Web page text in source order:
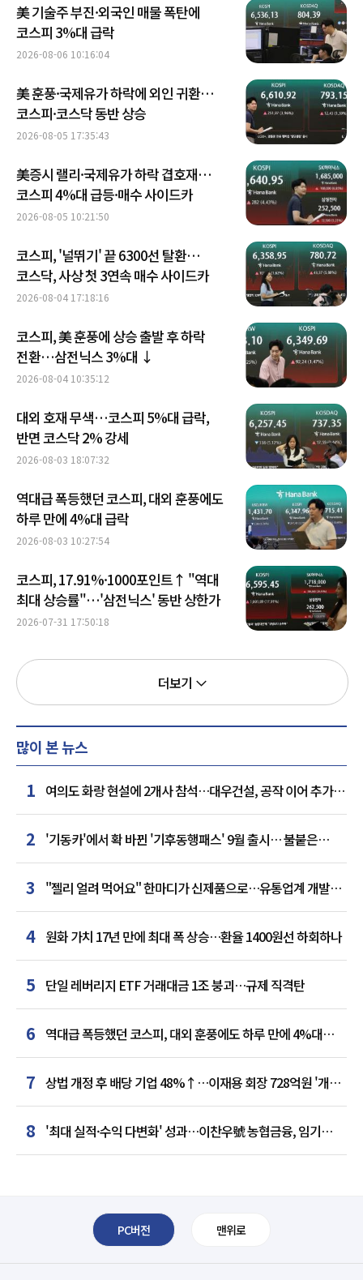
美 기술주 부진·외국인 매물 폭탄에
코스피 3%대 급락
2026-08-06 10:16:04
美 훈풍·국제유가 하락에 외인 귀환…
코스피·코스닥 동반 상승
2026-08-05 17:35:43
美증시 랠리·국제유가 하락 겹호재…
코스피 4%대 급등·매수 사이드카
2026-08-05 10:21:50
코스피, '널뛰기' 끝 6300선 탈환…
코스닥, 사상 첫 3연속 매수 사이드카
2026-08-04 17:18:16
코스피, 美 훈풍에 상승 출발 후 하락
전환…삼전닉스 3%대 ↓
2026-08-04 10:35:12
대외 호재 무색…코스피 5%대 급락,
반면 코스닥 2% 강세
2026-08-03 18:07:32
역대급 폭등했던 코스피, 대외 훈풍에도
하루 만에 4%대 급락
2026-08-03 10:27:54
코스피, 17.91%·1000포인트↑ "역대
최대 상승률"…'삼전닉스' 동반 상한가
2026-07-31 17:50:18
더보기
많이 본 뉴스
1 여의도 화랑 현설에 2개사 참석…대우건설, 공작 이어 추가
거점 확보하나
2 '기동카'에서 확 바뀐 '기후동행패스' 9월 출시… 불붙은
카드사 경쟁
3
"젤리 얼려 먹어요" 한마디가 신제품으로…유통업계 개발실
된 SNS
4 원화 가치 17년 만에 최대 폭 상승…환율 1400원선 하회하나
5 단일 레버리지 ETF 거래대금 1조 붕괴…규제 직격탄
6 역대급 폭등했던 코스피, 대외 훈풍에도 하루 만에 4%대
급락
7 상법 개정 후 배당 기업 48%↑…이재용 회장 728억원 '개인
최다'
8 '최대 실적·수익 다변화' 성과…이찬우號 농협금융, 임기
말년 성장 박차
PC버전 맨위로